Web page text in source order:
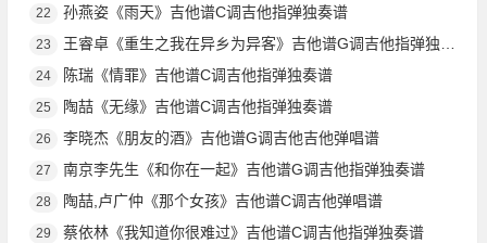
22 孙燕姿《雨天》吉他谱C调吉他指弹独奏谱
23 王睿卓《重生之我在异乡为异客》吉他谱G调吉他指弹独奏谱
24 陈瑞《情罪》吉他谱C调吉他指弹独奏谱
25 陶喆《无缘》吉他谱C调吉他指弹独奏谱
26 李晓杰《朋友的酒》吉他谱G调吉他吉他弹唱谱
27 南京李先生《和你在一起》吉他谱G调吉他指弹独奏谱
28 陶喆,卢广仲《那个女孩》吉他谱C调吉他弹唱谱
29 蔡依林《我知道你很难过》吉他谱C调吉他指弹独奏谱